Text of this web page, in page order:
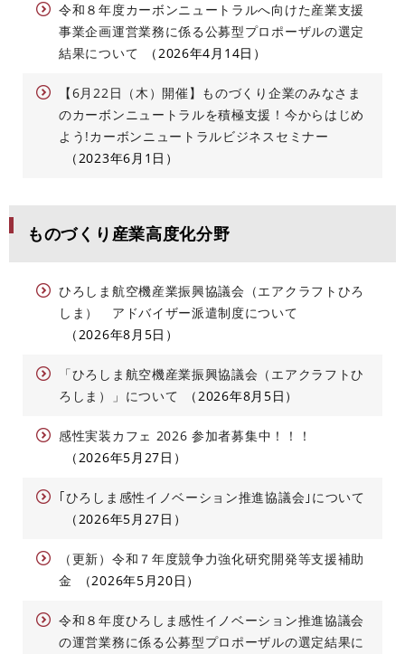
令和８年度カーボンニュートラルへ向けた産業支援
事業企画運営業務に係る公募型プロポーザルの選定
結果について
2026年4月14日
【6月22日（木）開催】ものづくり企業のみなさま
のカーボンニュートラルを積極支援！今からはじめ
よう!カーボンニュートラルビジネスセミナー​
2023年6月1日
ものづくり産業高度化分野
ひろしま航空機産業振興協議会（エアクラフトひろ
しま） アドバイザー派遣制度について
2026年8月5日
「ひろしま航空機産業振興協議会（エアクラフトひ
ろしま）」について
2026年8月5日
感性実装カフェ 2026 参加者募集中！！！
2026年5月27日
｢ひろしま感性イノベーション推進協議会｣について
2026年5月27日
（更新）令和７年度競争力強化研究開発等支援補助
金
2026年5月20日
令和８年度ひろしま感性イノベーション推進協議会
の運営業務に係る公募型プロポーザルの選定結果に